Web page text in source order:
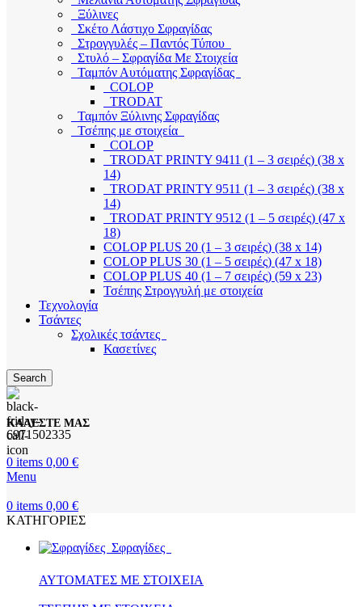
Ξύλινες
Σκέτο Λάστιχο Σφραγίδας
Στρογγυλές – Παντός Τύπου
Στυλό – Σφραγίδα Με Στοιχεία
Ταμπόν Αυτόματης Σφραγίδας
COLOP
TRODAT
Ταμπόν Ξύλινης Σφραγίδας
Τσέπης με στοιχεία
COLOP
TRODAT PRINTY 9411 (1 – 3 σειρές) (38 x
14)
TRODAT PRINTY 9511 (1 – 3 σειρές) (38 x
14)
TRODAT PRINTY 9512 (1 – 5 σειρές) (47 x
18)
COLOP PLUS 20 (1 – 3 σειρές) (38 x 14)
COLOP PLUS 30 (1 – 5 σειρές) (47 x 18)
COLOP PLUS 40 (1 – 7 σειρές) (59 x 23)
Τσέπης Στρογγυλή με στοιχεία
Τεχνολογία
Τσάντες
Σχολικές τσάντες
Κασετίνες
Search
ΚΑΛΕΣΤΕ ΜΑΣ
6971502335
0 items 0,00 €
Menu
0 items 0,00 €
ΚΑΤΗΓΟΡΙΕΣ
Σφραγίδες
ΑΥΤΟΜΑΤΕΣ ΜΕ ΣΤΟΙΧΕΙΑ